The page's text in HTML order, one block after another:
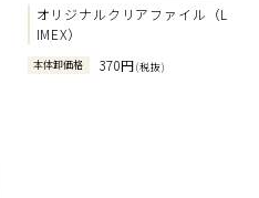
オリジナルクリアファイル（L
IMEX）
本体卸価格 370円(税抜)